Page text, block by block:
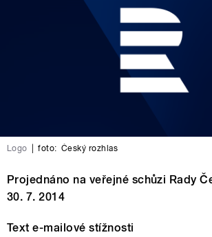
Logo foto: Český rozhlas
Projednáno na veřejné schůzi Rady
30. 7. 2014
Text e-mailové stížnosti